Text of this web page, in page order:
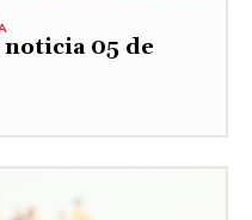
noticia 05 de